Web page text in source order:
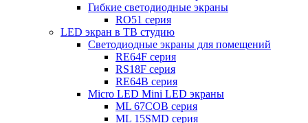
Гибкие светодиодные экраны
RO51 серия
LED экран в ТВ студию
Светодиодные экраны для помещений
RE64F серия
RS18F серия
RE64B серия
Micro LED Mini LED экраны
ML 67COB серия
ML 15SMD серия